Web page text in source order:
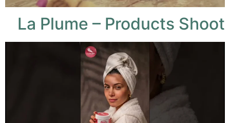
La Plume – Products Shoot